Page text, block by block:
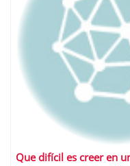
Que difícil es creer en